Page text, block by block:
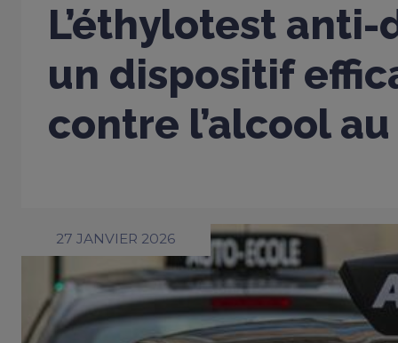
L’éthylotest
un dispositif
contre l’alcool
27 JANVIER 2026